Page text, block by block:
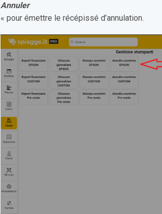
Annuler
« pour émettre le récépissé d’annulation.